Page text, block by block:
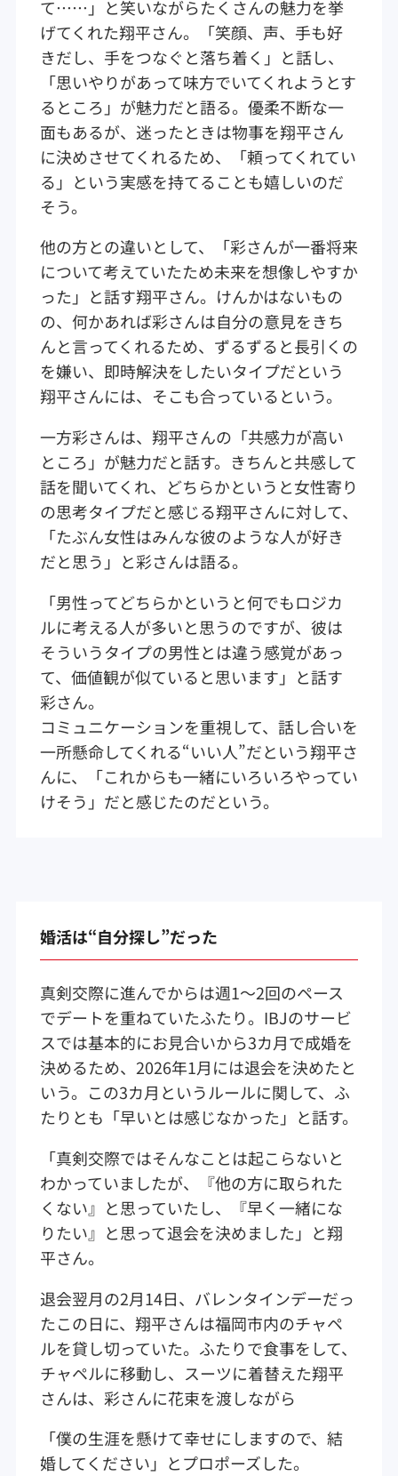
て……」と笑いながらたくさんの魅力を挙
げてくれた翔平さん。「笑顔、声、手も好
きだし、手をつなぐと落ち着く」と話し、
「思いやりがあって味方でいてくれようとす
るところ」が魅力だと語る。優柔不断な一
面もあるが、迷ったときは物事を翔平さん
に決めさせてくれるため、「頼ってくれてい
る」という実感を持てることも嬉しいのだ
そう。
他の方との違いとして、「彩さんが一番将来
について考えていたため未来を想像しやすか
った」と話す翔平さん。けんかはないもの
の、何かあれば彩さんは自分の意見をきち
んと言ってくれるため、ずるずると長引くの
を嫌い、即時解決をしたいタイプだという
翔平さんには、そこも合っているという。
一方彩さんは、翔平さんの「共感力が高い
ところ」が魅力だと話す。きちんと共感して
話を聞いてくれ、どちらかというと女性寄り
の思考タイプだと感じる翔平さんに対して、
「たぶん女性はみんな彼のような人が好き
だと思う」と彩さんは語る。
「男性ってどちらかというと何でもロジカ
ルに考える人が多いと思うのですが、彼は
そういうタイプの男性とは違う感覚があっ
て、価値観が似ていると思います」と話す
彩さん。
コミュニケーションを重視して、話し合いを
一所懸命してくれる“いい人”だという翔平さ
んに、「これからも一緒にいろいろやってい
けそう」だと感じたのだという。
婚活は“自分探し”だった
真剣交際に進んでからは週1～2回のペース
でデートを重ねていたふたり。IBJのサービ
スでは基本的にお見合いから3カ月で成婚を
決めるため、2026年1月には退会を決めたと
いう。この3カ月というルールに関して、ふ
たりとも「早いとは感じなかった」と話す。
「真剣交際ではそんなことは起こらないと
わかっていましたが、『他の方に取られた
くない』と思っていたし、『早く一緒にな
りたい』と思って退会を決めました」と翔
平さん。
退会翌月の2月14日、バレンタインデーだっ
たこの日に、翔平さんは福岡市内のチャペ
ルを貸し切っていた。ふたりで食事をして、
チャペルに移動し、スーツに着替えた翔平
さんは、彩さんに花束を渡しながら
「僕の生涯を懸けて幸せにしますので、結
婚してください」とプロポーズした。